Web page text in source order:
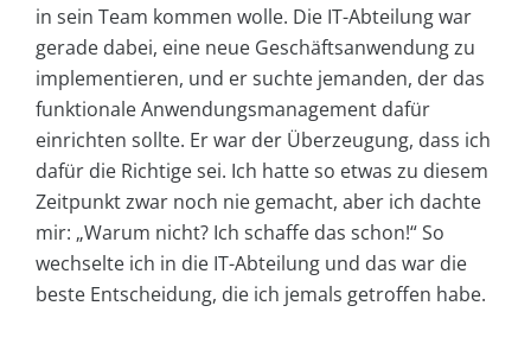
in sein Team kommen wolle. Die IT-Abteilung war
gerade dabei, eine neue Geschäftsanwendung zu
implementieren, und er suchte jemanden, der das
funktionale Anwendungsmanagement dafür
einrichten sollte. Er war der Überzeugung, dass ich
dafür die Richtige sei. Ich hatte so etwas zu diesem
Zeitpunkt zwar noch nie gemacht, aber ich dachte
mir: „Warum nicht? Ich schaffe das schon!“ So
wechselte ich in die IT-Abteilung und das war die
beste Entscheidung, die ich jemals getroffen habe.